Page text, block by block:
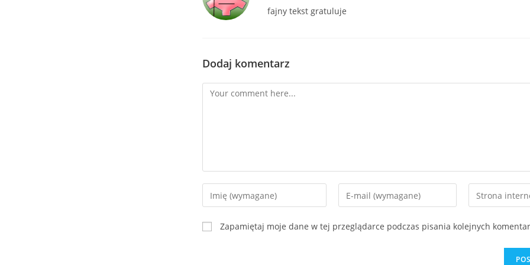
fajny tekst gratuluje
Dodaj komentarz
Zapamiętaj moje dane w tej przeglądarce podczas pisania kolejnych